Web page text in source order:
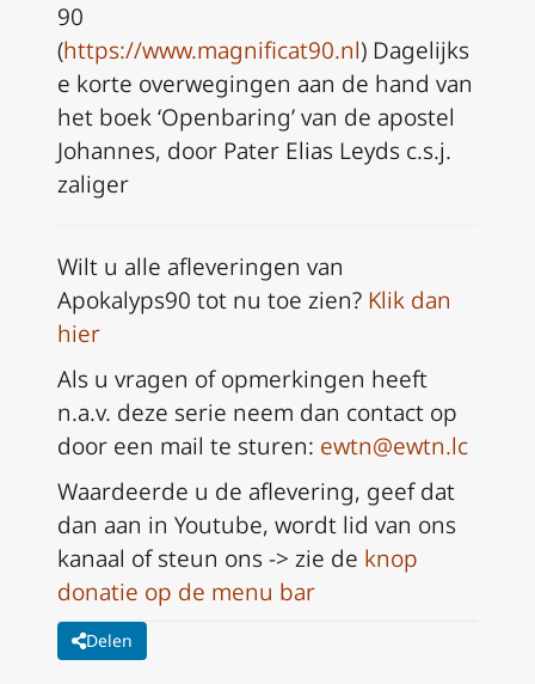
90
(https://www.magnificat90.nl) Dagelijks
e korte overwegingen aan de hand van
het boek ‘Openbaring’ van de apostel
Johannes, door Pater Elias Leyds c.s.j.
zaliger
Wilt u alle afleveringen van
Apokalyps90 tot nu toe zien? Klik dan
hier
Als u vragen of opmerkingen heeft
n.a.v. deze serie neem dan contact op
door een mail te sturen: ewtn@ewtn.lc
Waardeerde u de aflevering, geef dat
dan aan in Youtube, wordt lid van ons
kanaal of steun ons -> zie de knop
donatie op de menu bar
Delen